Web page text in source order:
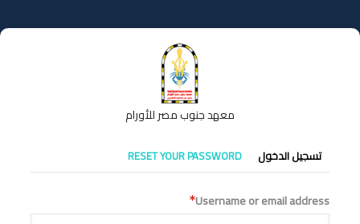
إلى
المحتوى
معهد جنوب مصر للأورام
التبويبات
الأساسية
تسجيل الدخول RESET YOUR PASSWORD
Username or email address